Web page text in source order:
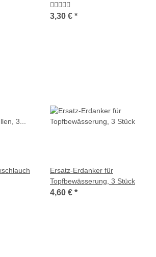
3,30 € *
Ersatz-Erdanker für
Topfbewässerung, 3 Stück
4,60 € *